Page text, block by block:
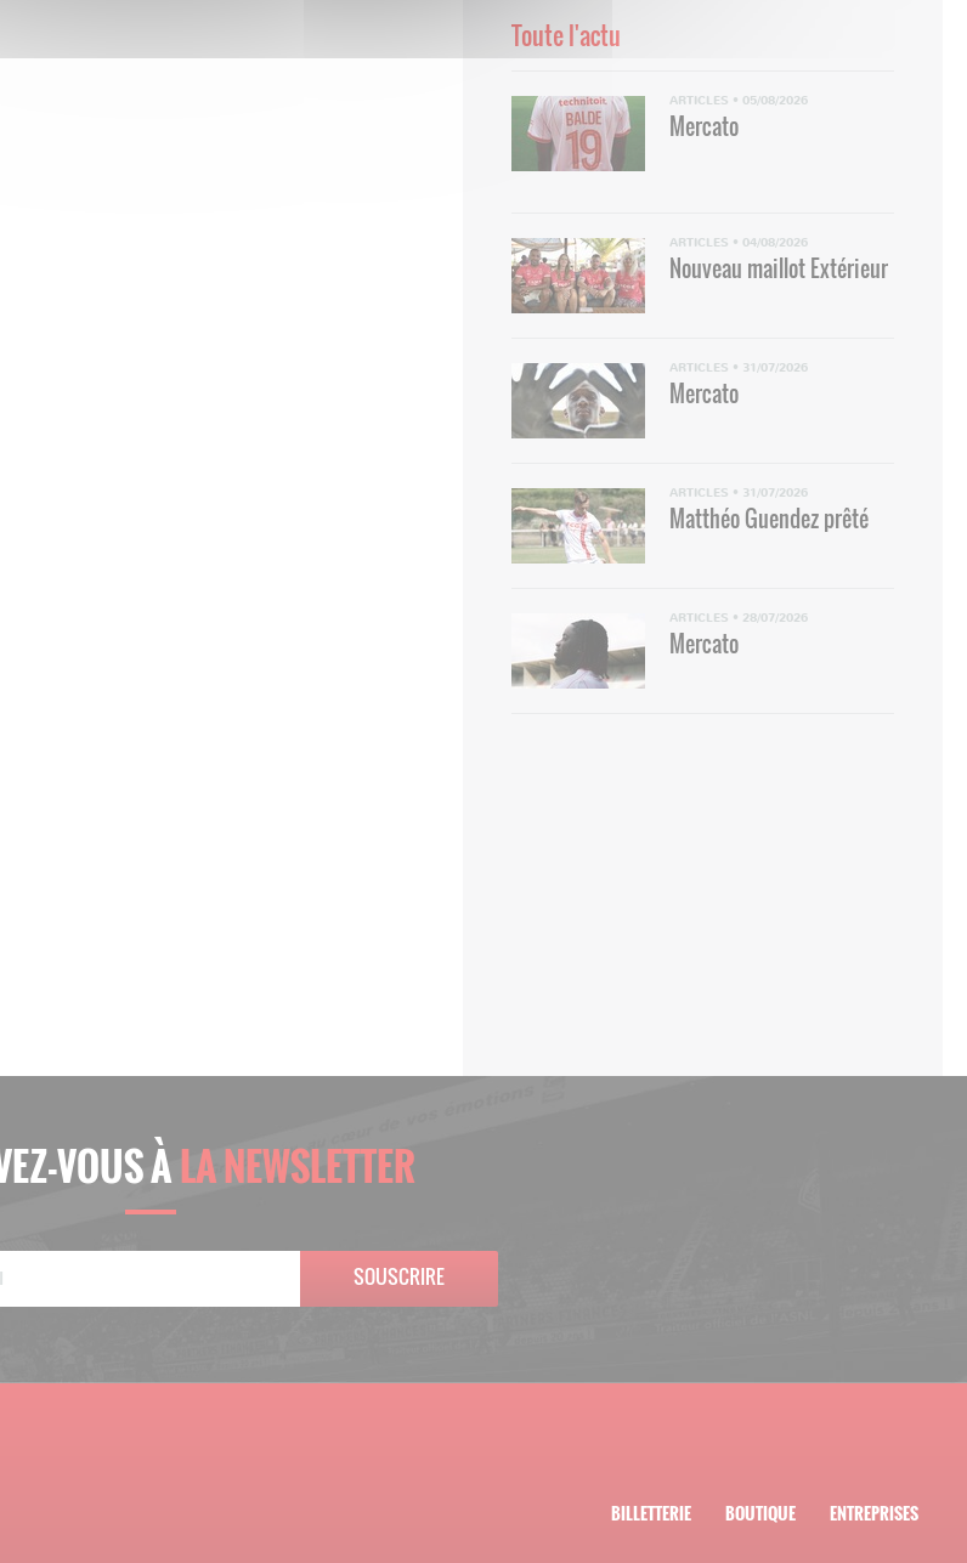
Toute l'actu
ARTICLES • 05/08/2026
Mercato
ARTICLES • 04/08/2026
Nouveau maillot Extérieur
ARTICLES • 31/07/2026
Mercato
ARTICLES • 31/07/2026
Matthéo Guendez prêté
ARTICLES • 28/07/2026
Mercato
VOUS ÀLA NEWSLETTER
SOUSCRIRE
BILLETTERIE BOUTIQUE ENTREPRISES